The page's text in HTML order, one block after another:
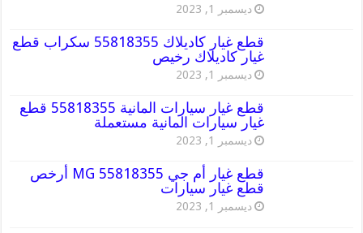
ديسمبر 1, 2023
قطع غيار كاديلاك 55818355 سكراب قطع
غيار كاديلاك رخيص
ديسمبر 1, 2023
قطع غيار سيارات المانية 55818355 قطع
غيار سيارات المانية مستعملة
ديسمبر 1, 2023
قطع غيار أم جي MG 55818355 أرخص
قطع غيار سيارات
ديسمبر 1, 2023